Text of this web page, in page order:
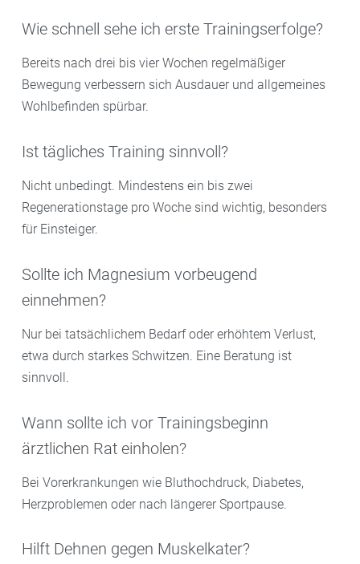
Wie schnell sehe ich erste Trainingserfolge?
Bereits nach drei bis vier Wochen regelmäßiger
Bewegung verbessern sich Ausdauer und allgemeines
Wohlbefinden spürbar.
Ist tägliches Training sinnvoll?
Nicht unbedingt. Mindestens ein bis zwei
Regenerationstage pro Woche sind wichtig, besonders
für Einsteiger.
Sollte ich Magnesium vorbeugend
einnehmen?
Nur bei tatsächlichem Bedarf oder erhöhtem Verlust,
etwa durch starkes Schwitzen. Eine Beratung ist
sinnvoll.
Wann sollte ich vor Trainingsbeginn
ärztlichen Rat einholen?
Bei Vorerkrankungen wie Bluthochdruck, Diabetes,
Herzproblemen oder nach längerer Sportpause.
Hilft Dehnen gegen Muskelkater?